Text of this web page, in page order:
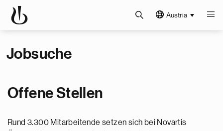
Austria
Jobsuche
Offene Stellen
Rund 3.300 Mitarbeitende setzen sich bei Novartis